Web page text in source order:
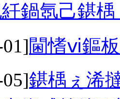
鍋氬己鍖
閫愭ⅵ鏂
鍖楀ぇ浠